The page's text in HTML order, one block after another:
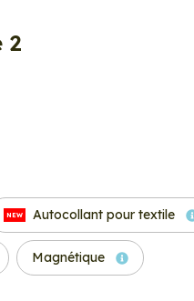
2
NEW Autocollant pour textile
Magnétique